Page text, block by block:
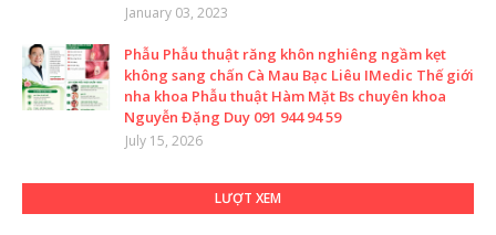
January 03, 2023
Phẫu Phẫu thuật răng khôn nghiêng ngầm kẹt
không sang chấn Cà Mau Bạc Liêu IMedic Thế giới
nha khoa Phẫu thuật Hàm Mặt Bs chuyên khoa
Nguyễn Đặng Duy 091 944 94 59
July 15, 2026
LƯỢT XEM